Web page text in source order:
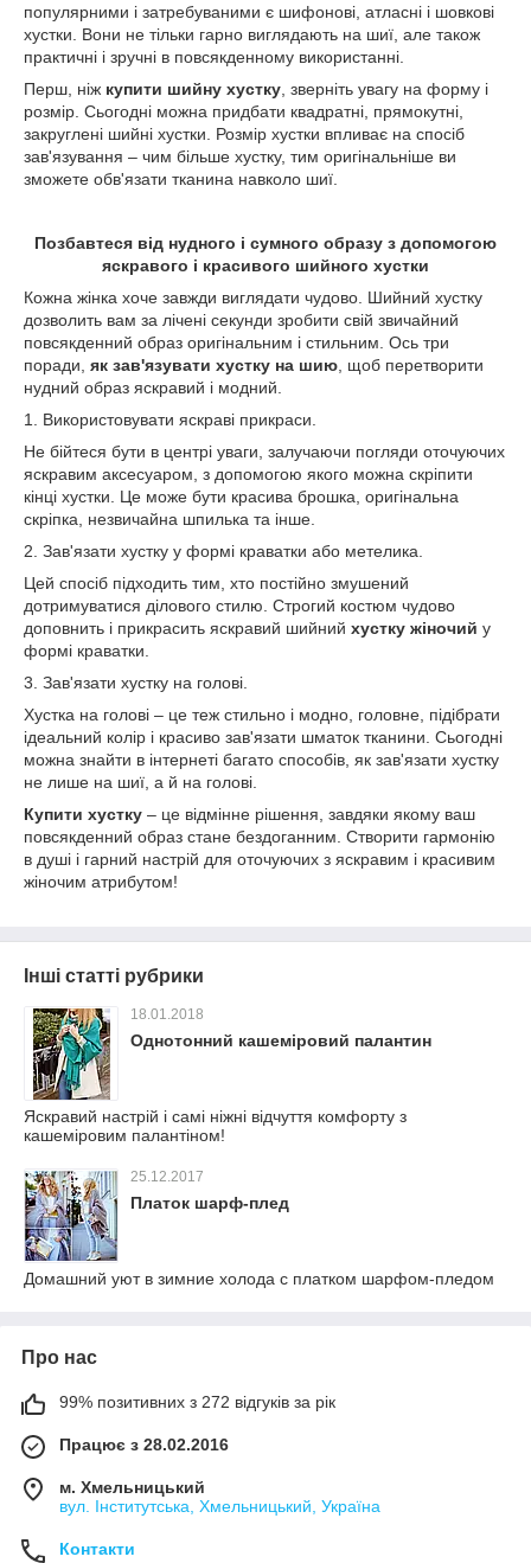
популярними і затребуваними є шифонові, атласні і шовкові
хустки. Вони не тільки гарно виглядають на шиї, але також
практичні і зручні в повсякденному використанні.
Перш, ніж купити шийну хустку , зверніть увагу на форму і
розмір. Сьогодні можна придбати квадратні, прямокутні,
закруглені шийні хустки. Розмір хустки впливає на спосіб
зав'язування – чим більше хустку, тим оригінальніше ви
зможете обв'язати тканина навколо шиї.
Позбавтеся від нудного і сумного образу з допомогою
яскравого і красивого шийного хустки
Кожна жінка хоче завжди виглядати чудово. Шийний хустку
дозволить вам за лічені секунди зробити свій звичайний
повсякденний образ оригінальним і стильним. Ось три
поради, як зав'язувати хустку на шию , щоб перетворити
нудний образ яскравий і модний.
1. Використовувати яскраві прикраси.
Не бійтеся бути в центрі уваги, залучаючи погляди оточуючих
яскравим аксесуаром, з допомогою якого можна скріпити
кінці хустки. Це може бути красива брошка, оригінальна
скріпка, незвичайна шпилька та інше.
2. Зав'язати хустку у формі краватки або метелика.
Цей спосіб підходить тим, хто постійно змушений
дотримуватися ділового стилю. Строгий костюм чудово
доповнить і прикрасить яскравий шийний хустку жіночий у
формі краватки.
3. Зав'язати хустку на голові.
Хустка на голові – це теж стильно і модно, головне, підібрати
ідеальний колір і красиво зав'язати шматок тканини. Сьогодні
можна знайти в інтернеті багато способів, як зав'язати хустку
не лише на шиї, а й на голові.
Купити хустку – це відмінне рішення, завдяки якому ваш
повсякденний образ стане бездоганним. Створити гармонію
в душі і гарний настрій для оточуючих з яскравим і красивим
жіночим атрибутом!
Інші статті рубрики
18.01.2018
Однотонний кашеміровий палантин
Яскравий настрій і самі ніжні відчуття комфорту з
кашеміровим палантіном!
25.12.2017
Платок шарф-плед
Домашний уют в зимние холода с платком шарфом-пледом
Про нас
99% позитивних з 272 відгуків за рік
Працює з 28.02.2016
м. Хмельницький
вул. Інститутська, Хмельницький, Україна
Контакти